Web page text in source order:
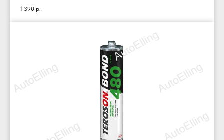
1 390 р.